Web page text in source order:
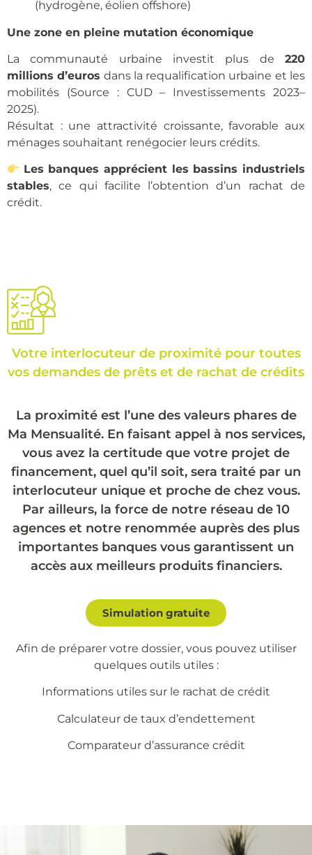
(hydrogène, éolien offshore)
Une zone en pleine mutation économique
La communauté urbaine investit plus de 220
millions d’euros dans la requalification urbaine et les
mobilités (Source : CUD – Investissements 2023–
2025).
Résultat : une attractivité croissante, favorable aux
ménages souhaitant renégocier leurs crédits.
Les banques apprécient les bassins industriels
stables, ce qui facilite l’obtention d’un rachat de
crédit.
Votre interlocuteur de proximité pour toutes
vos demandes de prêts et de rachat de crédits
La proximité est l’une des valeurs phares de
Ma Mensualité. En faisant appel à nos services,
vous avez la certitude que votre projet de
financement, quel qu’il soit, sera traité par un
interlocuteur unique et proche de chez vous.
Par ailleurs, la force de notre réseau de 10
agences et notre renommée auprès des plus
importantes banques vous garantissent un
accès aux meilleurs produits financiers.
Simulation gratuite
Afin de préparer votre dossier, vous pouvez utiliser
quelques outils utiles :
Informations utiles sur le rachat de crédit
Calculateur de taux d’endettement
Comparateur d’assurance crédit